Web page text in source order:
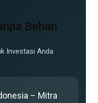
Beban
Investasi Anda
– Mitra